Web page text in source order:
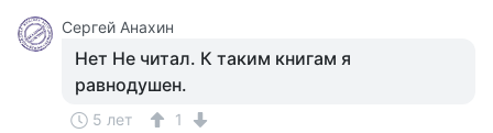
Сергей Анахин
Нет Не читал. К таким книгам я
равнодушен.
5 лет
1